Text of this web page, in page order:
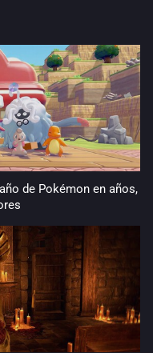
de Pokémon en años,